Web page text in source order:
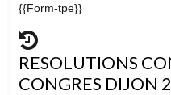
{{Form-tpe}}
RESOLUTIONS
CONGRES DIJON